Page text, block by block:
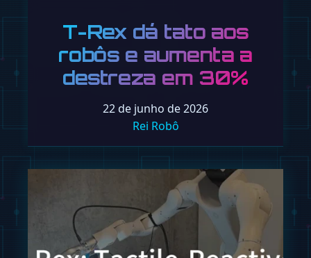
T-Rex dá tato aos
robôs e aumenta a
destreza em 30%
22 de junho de 2026
Rei Robô